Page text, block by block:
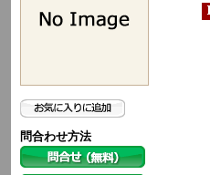
問合わせ方法